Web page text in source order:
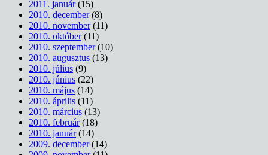
2011. január(15)
2010. december(8)
2010. november(11)
2010. október(11)
2010. szeptember(10)
2010. augusztus (13)
2010. július (9)
2010. június (22)
2010. május (14)
2010. április (11)
2010. március (13)
2010. február(18)
2010. január(14)
2009. december(14)